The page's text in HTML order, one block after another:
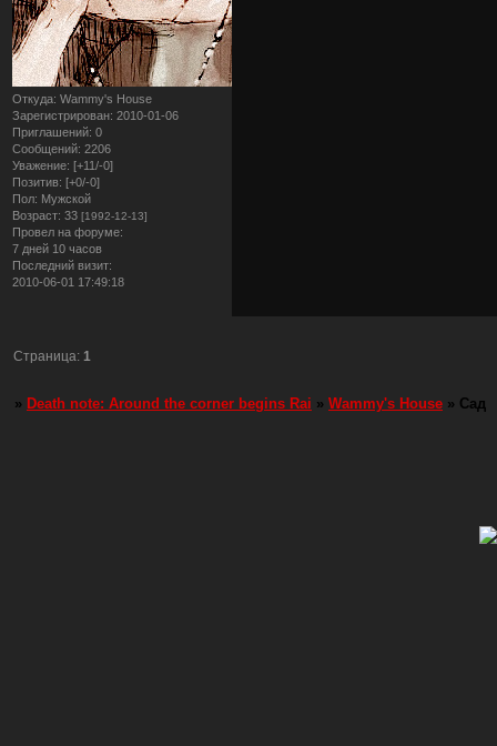
Откуда: Wammy's House
Зарегистрирован: 2010-01-06
Приглашений: 0
Сообщений: 2206
Уважение: [+11/-0]
Позитив: [+0/-0]
Пол: Мужской
Возраст: 33 [1992-12-13]
Провел на форуме:
7 дней 10 часов
Последний визит:
2010-06-01 17:49:18
Страница:1
» Death note: Around the corner begins Rai » Wammy's House » Сад